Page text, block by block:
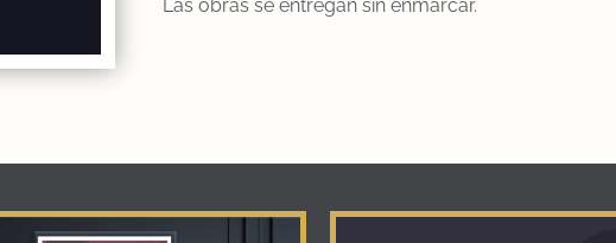
Las obras se entregan sin enmarcar.